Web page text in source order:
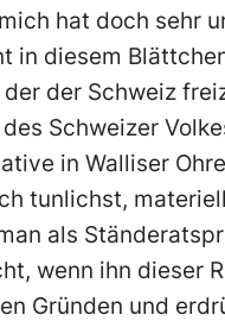
hat doch sehr
in diesem
der Schweiz
Schweizer
in Walliser
tunlichst,
als
wenn ihn dieser
Gründen und